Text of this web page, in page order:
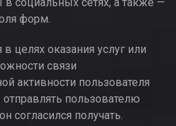
форм.
целях оказания услуг или
связи
активности пользователя
отправлять пользователю
согласился получать.